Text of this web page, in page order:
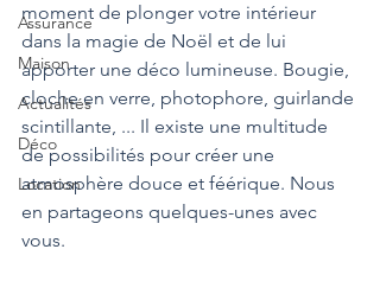
Assurance
Maison
Actualités
Déco
Location
moment de plonger votre intérieur
dans la magie de Noël et de lui
apporter une déco lumineuse. Bougie,
cloche en verre, photophore, guirlande
scintillante, ... Il existe une multitude
de possibilités pour créer une
atmosphère douce et féérique. Nous
en partageons quelques-unes avec
vous.